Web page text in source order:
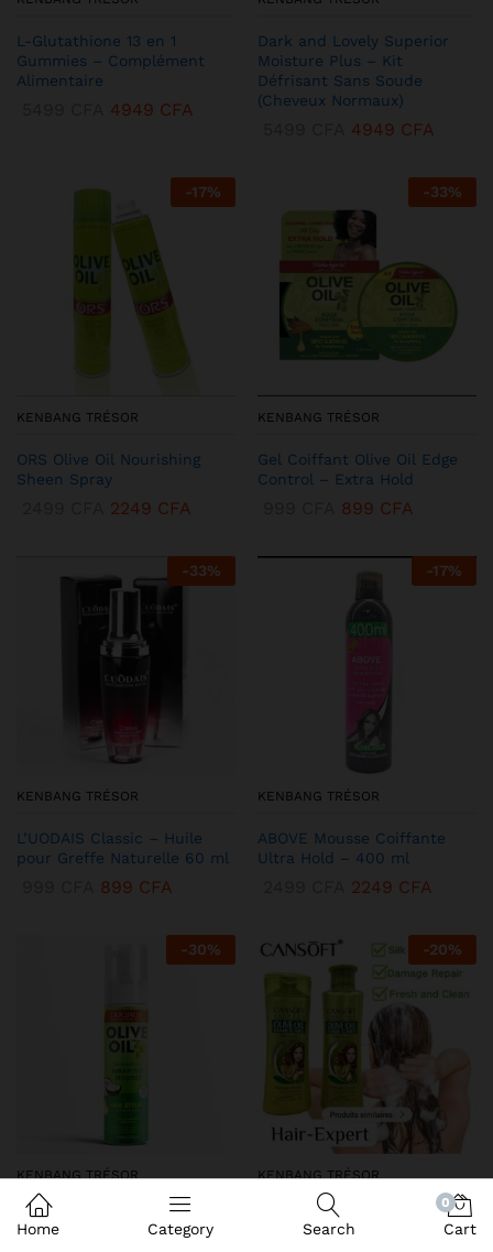
L-Glutathione 13 en 1
Gummies – Complément
Alimentaire
4949 CFA
Dark and Lovely Superior
Moisture Plus – Kit
Défrisant Sans Soude
(Cheveux Normaux)
4949 CFA
-17%
KENBANG TRÉSOR
ORS Olive Oil Nourishing
Sheen Spray
2249 CFA
-33%
KENBANG TRÉSOR
Gel Coiffant Olive Oil Edge
Control – Extra Hold
899 CFA
-33%
KENBANG TRÉSOR
L’UODAIS Classic – Huile
pour Greffe Naturelle 60 ml
899 CFA
-17%
KENBANG TRÉSOR
ABOVE Mousse Coiffante
Ultra Hold – 400 ml
2249 CFA
-30%
KENBANG TRÉSOR
DEQROY Olive Oil Mousse
Coiffante – Hold & Shine
-20%
KENBANG TRÉSOR
Duo CANSoft Shampooing &
Après-shampooing à l’Huile
Home Category Search
0
Cart